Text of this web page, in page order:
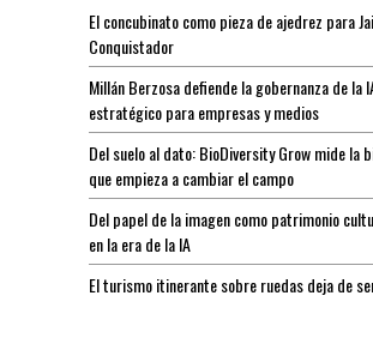
El concubinato como pieza de ajedrez para
Conquistador
Millán Berzosa defiende la gobernanza de la
estratégico para empresas y medios
Del suelo al dato: BioDiversity Grow mide la
que empieza a cambiar el campo
Del papel de la imagen como patrimonio
en la era de la IA
El turismo itinerante sobre ruedas deja de